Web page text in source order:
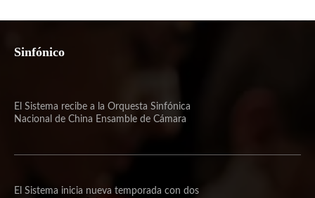
Sinfónico
El Sistema recibe a la Orquesta Sinfónica
Nacional de China Ensamble de Cámara
El Sistema inicia nueva temporada con dos